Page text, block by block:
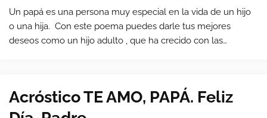
Un papá es una persona muy especial en la vida de un hijo
o una hija. Con este poema puedes darle tus mejores
deseos como un hijo adulto , que ha crecido con las
Acróstico TE AMO, PAPÁ. Feliz